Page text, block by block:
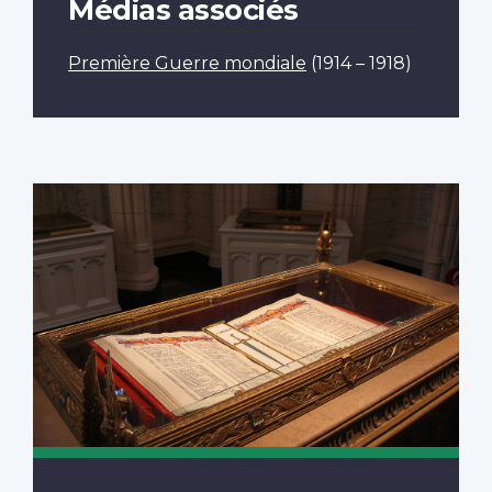
Médias associés
Première Guerre mondiale (1914 – 1918)